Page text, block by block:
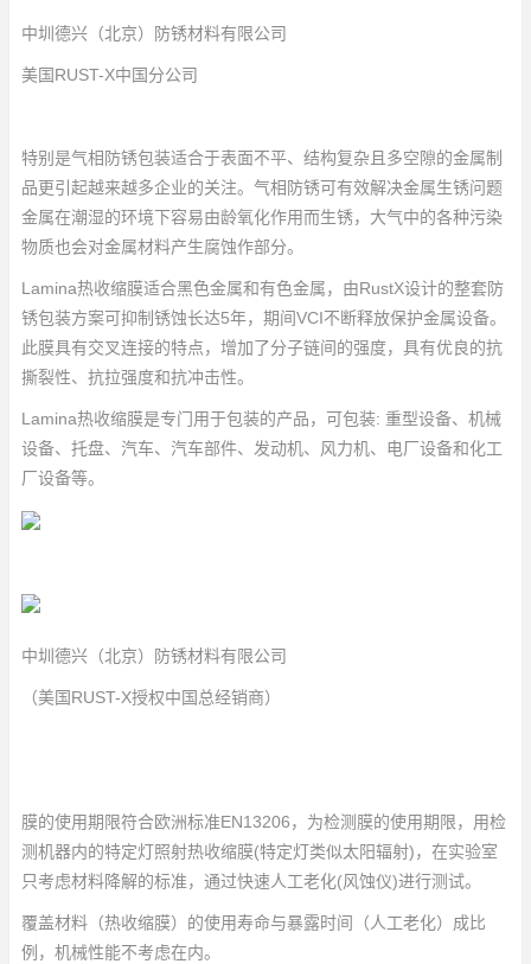
中圳德兴（北京）防锈材料有限公司
美国RUST-X中国分公司
特别是气相防锈包装适合于表面不平、结构复杂且多空隙的金属制
品更引起越来越多企业的关注。气相防锈可有效解决金属生锈问题
金属在潮湿的环境下容易由龄氧化作用而生锈，大气中的各种污染
物质也会对金属材料产生腐蚀作部分。
Lamina热收缩膜适合黑色金属和有色金属，由RustX设计的整套防
锈包装方案可抑制锈蚀长达5年，期间VCI不断释放保护金属设备。
此膜具有交叉连接的特点，增加了分子链间的强度，具有优良的抗
撕裂性、抗拉强度和抗冲击性。
Lamina热收缩膜是专门用于包装的产品，可包装: 重型设备、机械
设备、托盘、汽车、汽车部件、发动机、风力机、电厂设备和化工
厂设备等。
中圳德兴（北京）防锈材料有限公司
（美国RUST-X授权中国总经销商）
膜的使用期限符合欧洲标准EN13206，为检测膜的使用期限，用检
测机器内的特定灯照射热收缩膜(特定灯类似太阳辐射)，在实验室
只考虑材料降解的标准，通过快速人工老化(风蚀仪)进行测试。
覆盖材料（热收缩膜）的使用寿命与暴露时间（人工老化）成比
例，机械性能不考虑在内。